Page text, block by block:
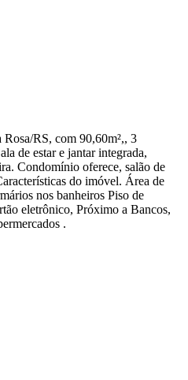
RS, com 90,60m²,, 3
de estar e jantar integrada,
Condomínio oferece, salão de
do imóvel. Área de
nos banheiros Piso de
eletrônico, Próximo a Bancos,
.